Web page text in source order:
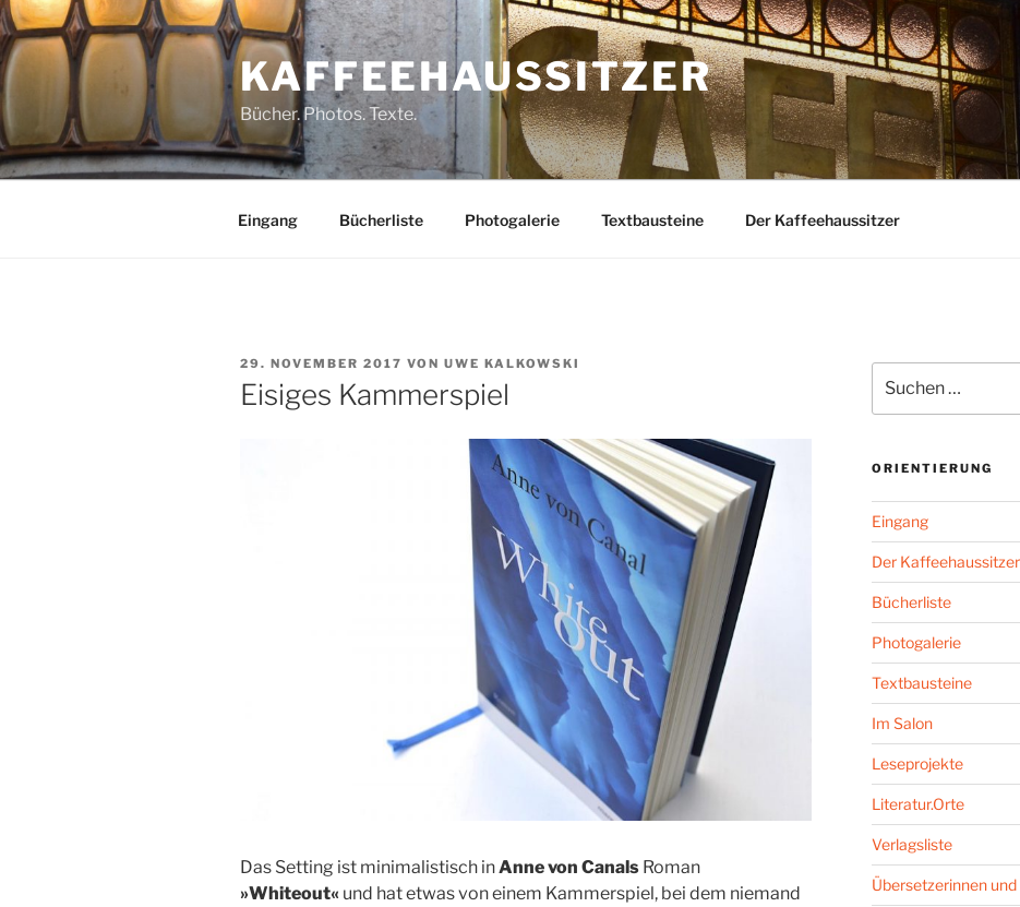
Zum
Inhalt
springen
KAFFEEHAUSSITZER
Bücher. Photos. Texte.
Eingang Bücherliste Photogalerie Textbausteine Der Kaffeehaussitzer
VERÖFFENTLICHT
AM
29. NOVEMBER 2017 VON UWE KALKOWSKI
Eisiges Kammerspiel
Das Setting ist minimalistisch inAnne von Canals Roman
»Whiteout« und hat etwas von einem Kammerspiel, bei dem niemand
nach:
ORIENTIERUNG
Eingang
Der Kaffeehaussitzer
Bücherliste
Photogalerie
Textbausteine
Im Salon
Leseprojekte
Literatur.Orte
Verlagsliste
Übersetzerinnen